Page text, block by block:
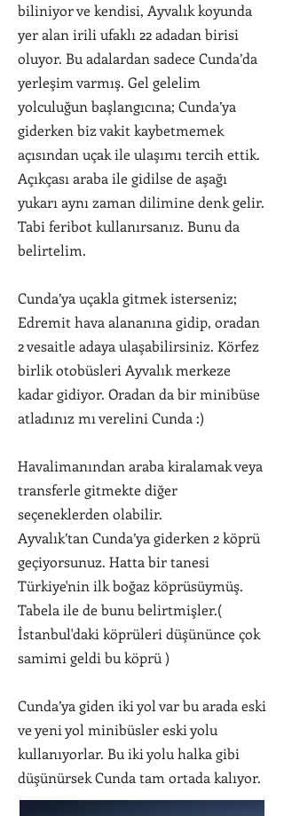
biliniyor ve kendisi, Ayvalık koyunda
yer alan irili ufaklı 22 adadan birisi
oluyor. Bu adalardan sadece Cunda’da
yerleşim varmış. Gel gelelim
yolculuğun başlangıcına; Cunda’ya
giderken biz vakit kaybetmemek
açısından uçak ile ulaşımı tercih ettik.
Açıkçası araba ile gidilse de aşağı
yukarı aynı zaman dilimine denk gelir.
Tabi feribot kullanırsanız. Bunu da
belirtelim.
Cunda’ya uçakla gitmek isterseniz;
Edremit hava alananına gidip, oradan
2 vesaitle adaya ulaşabilirsiniz. Körfez
birlik otobüsleri Ayvalık merkeze
kadar gidiyor. Oradan da bir minibüse
atladınız mı verelini Cunda :)
Havalimanından araba kiralamak veya
transferle gitmekte diğer
seçeneklerden olabilir.
Ayvalık’tan Cunda’ya giderken 2 köprü
geçiyorsunuz. Hatta bir tanesi
Türkiye'nin ilk boğaz köprüsüymüş.
Tabela ile de bunu belirtmişler.(
İstanbul'daki köprüleri düşününce çok
samimi geldi bu köprü )
Cunda’ya giden iki yol var bu arada eski
ve yeni yol minibüsler eski yolu
kullanıyorlar. Bu iki yolu halka gibi
düşünürsek Cunda tam ortada kalıyor.